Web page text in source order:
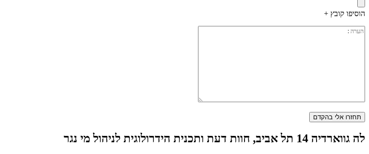
הוסיפו קובץ +
לה גווארדיה 14 תל אביב, חוות דעת ותכנית הידרולוגית לניהול מי נגר